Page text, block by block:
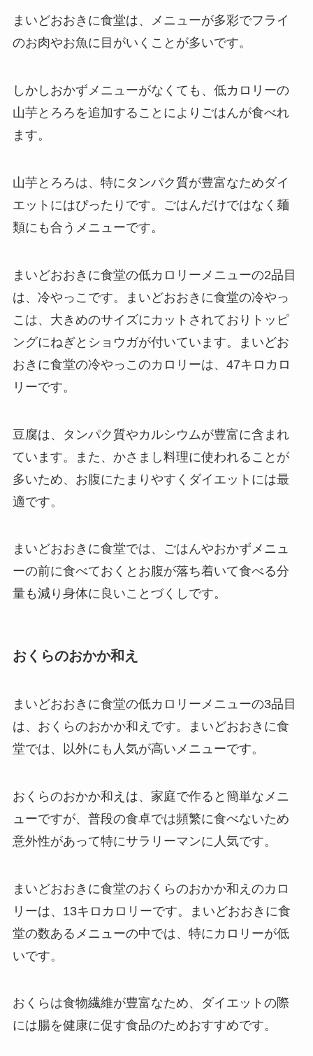
まいどおおきに食堂は、メニューが多彩でフライ
のお肉やお魚に目がいくことが多いです。
しかしおかずメニューがなくても、低カロリーの
山芋とろろを追加することによりごはんが食べれ
ます。
山芋とろろは、特にタンパク質が豊富なためダイ
エットにはぴったりです。ごはんだけではなく麺
類にも合うメニューです。
まいどおおきに食堂の低カロリーメニューの2品目
は、冷やっこです。まいどおおきに食堂の冷やっ
こは、大きめのサイズにカットされておりトッピ
ングにねぎとショウガが付いています。まいどお
おきに食堂の冷やっこのカロリーは、47キロカロ
リーです。
豆腐は、タンパク質やカルシウムが豊富に含まれ
ています。また、かさまし料理に使われることが
多いため、お腹にたまりやすくダイエットには最
適です。
まいどおおきに食堂では、ごはんやおかずメニュ
ーの前に食べておくとお腹が落ち着いて食べる分
量も減り身体に良いことづくしです。
おくらのおかか和え
まいどおおきに食堂の低カロリーメニューの3品目
は、おくらのおかか和えです。まいどおおきに食
堂では、以外にも人気が高いメニューです。
おくらのおかか和えは、家庭で作ると簡単なメニ
ューですが、普段の食卓では頻繁に食べないため
意外性があって特にサラリーマンに人気です。
まいどおおきに食堂のおくらのおかか和えのカロ
リーは、13キロカロリーです。まいどおおきに食
堂の数あるメニューの中では、特にカロリーが低
いです。
おくらは食物繊維が豊富なため、ダイエットの際
には腸を健康に促す食品のためおすすめです。